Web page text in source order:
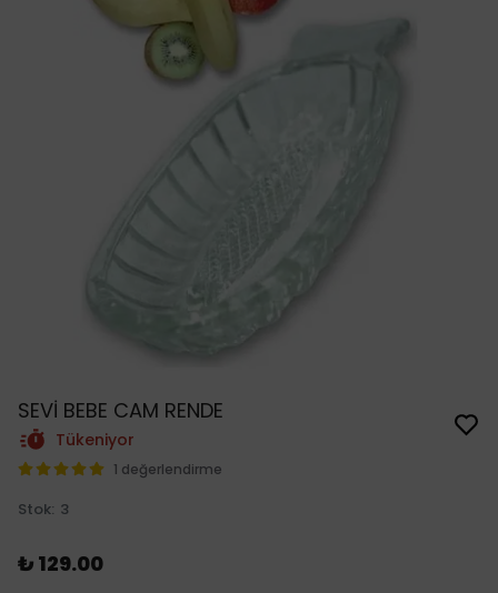
SEVİ BEBE CAM RENDE
Tükeniyor
1 değerlendirme
Stok: 3
₺ 129.00